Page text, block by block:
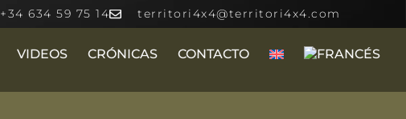
+34 634 59 75 14 territori4x4@territori4x4.com
VIDEOS CRÓNICAS CONTACTO